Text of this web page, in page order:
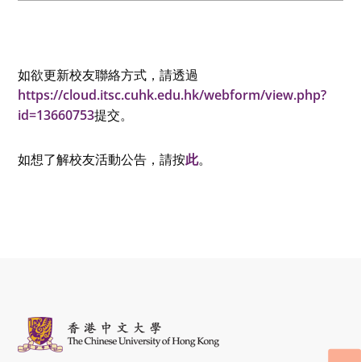
如欲更新校友聯絡方式，請透過
https://cloud.itsc.cuhk.edu.hk/webform/view.php?
id=13660753提交。
如想了解校友活動公告，請按此。